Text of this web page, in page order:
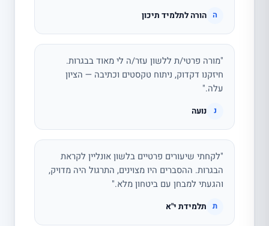
ה הורה לתלמיד תיכון
"מורה פרטי/ת ללשון עזר/ה לי מאוד בבגרות.
חיזקנו דקדוק, ניתוח טקסטים וכתיבה — הציון
עלה."
נ נועה
"לקחתי שיעורים פרטיים בלשון אונליין לקראת
הבגרות. ההסברים היו מצוינים, התרגול היה מדויק,
והגעתי למבחן עם ביטחון מלא."
ת תלמידת י"א